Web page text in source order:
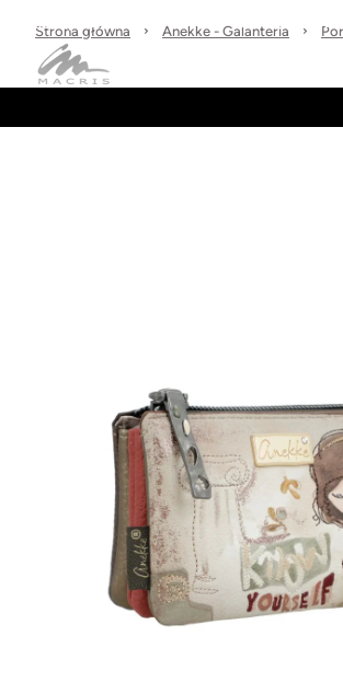
Sprawdzone marki
Strona główna Anekke - Galanteria